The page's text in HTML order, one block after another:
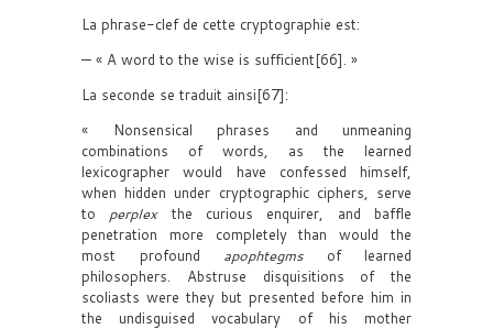
La phrase-clef de cette cryptographie est:
— « A word to the wise is sufficient[66]. »
La seconde se traduit ainsi[67]:
« Nonsensical phrases and unmeaning
combinations of words, as the learned
lexicographer would have confessed himself,
when hidden under cryptographic ciphers, serve
to perplexthe curious enquirer, and baffle
penetration more completely than would the
most profound apophtegmsof learned
philosophers. Abstruse disquisitions of the
scoliasts were they but presented before him in
the undisguised vocabulary of his mother